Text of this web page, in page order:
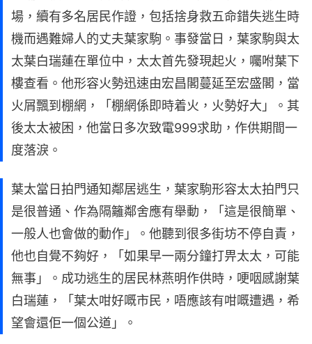
場，續有多名居民作證，包括捨身救五命錯失逃生時
機而遇難婦人的丈夫葉家駒。事發當日，葉家駒與太
太葉白瑞蓮在單位中，太太首先發現起火，囑咐葉下
樓查看。他形容火勢迅速由宏昌閣蔓延至宏盛閣，當
火屑飄到棚網，「棚網係即時着火，火勢好大」。其
後太太被困，他當日多次致電999求助，作供期間一
度落淚。
葉太當日拍門通知鄰居逃生，葉家駒形容太太拍門只
是很普通、作為隔籬鄰舍應有舉動，「這是很簡單、
一般人也會做的動作」。他聽到很多街坊不停自責，
他也自覺不夠好，「如果早一兩分鐘打畀太太，可能
無事」。成功逃生的居民林燕明作供時，哽咽感謝葉
白瑞蓮，「葉太咁好嘅市民，唔應該有咁嘅遭遇，希
望會還佢一個公道」。